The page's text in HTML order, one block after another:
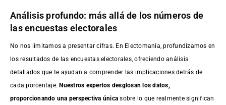
Análisis profundo: más allá de los números de
las encuestas electorales
No nos limitamos a presentar cifras. En Electomanía, profundizamos en
los resultados de las encuestas electorales, ofreciendo análisis
detallados que te ayudan a comprender las implicaciones detrás de
cada porcentaje. Nuestros expertos desglosan los datos,
proporcionando una perspectiva única sobre lo que realmente significan